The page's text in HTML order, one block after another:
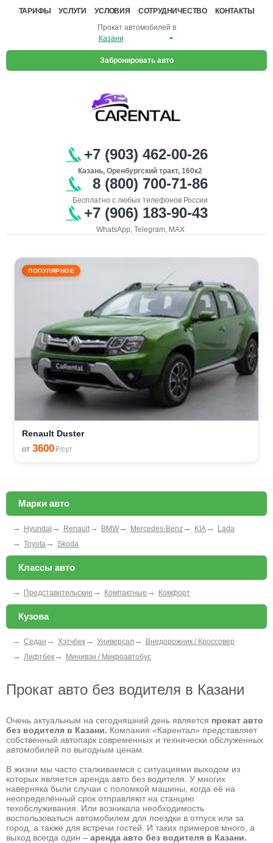
ТАРИФЫ УСЛУГИ УСЛОВИЯ СОТРУДНИЧЕСТВО
КОНТАКТЫ
Прокат автомобилей в
Забронировать авто
+7 (903) 462-00-26
Казань, Оренбургский тракт, 160к2
8 (800) 700-71-86
Бесплатно с любых телефонов России
+7 (906) 183-90-43
WhatsApp, Telegram, MAX
ПОПУЛЯРНОЕ
Renault Duster
от 3600₽/сут
Марки авто
→ Hyundai → Renault → BMW → Mercedes-Benz → KIA → Lada
→ Toyota → Skoda
Классы авто
→ Представительские → Компактные → Комфорт
Кузова
→ Седан → Хэтчбек → Универсал → Внедорожник / Кроссовер
→ Лифтбек → Минивэн / Микроавтобус
Прокат авто без водителя в Казани
Очень актуальным на сегодняшний день является прокат авто
без водителя в Казани. Компания «Карентал» представляет
собственный автопарк современных и технически обслуженных
автомобилей по выгодным ценам.
В жизни мы часто сталкиваемся с ситуациями выходом из
которых является аренда авто без водителя. У многих
наверняка были случаи с поломкой машины, когда её на
неопределённый срок отправляют на станцию
техобслуживания. Или возникала необходимость
воспользоваться автомобилем для поездки в отпуск или за
город, а также для встречи гостей. И таких примеров много, а
выход всегда один – аренда авто без водителя в Казани.